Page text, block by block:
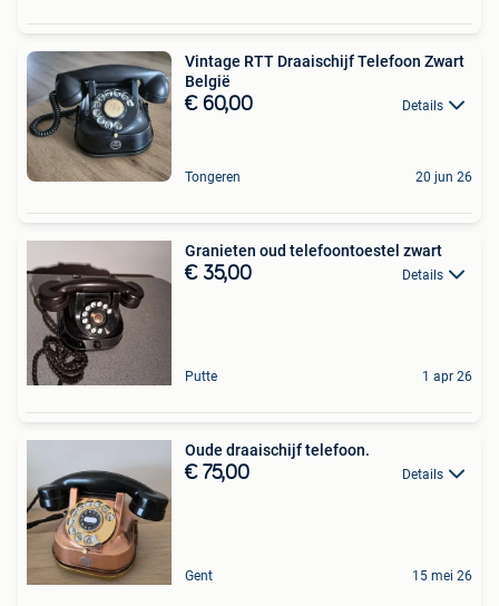
Vintage RTT Draaischijf Telefoon Zwart
België
€ 60,00 Details
Tongeren 20 jun 26
Granieten oud telefoontoestel zwart
€ 35,00 Details
Putte 1 apr 26
Oude draaischijf telefoon.
€ 75,00 Details
Gent 15 mei 26